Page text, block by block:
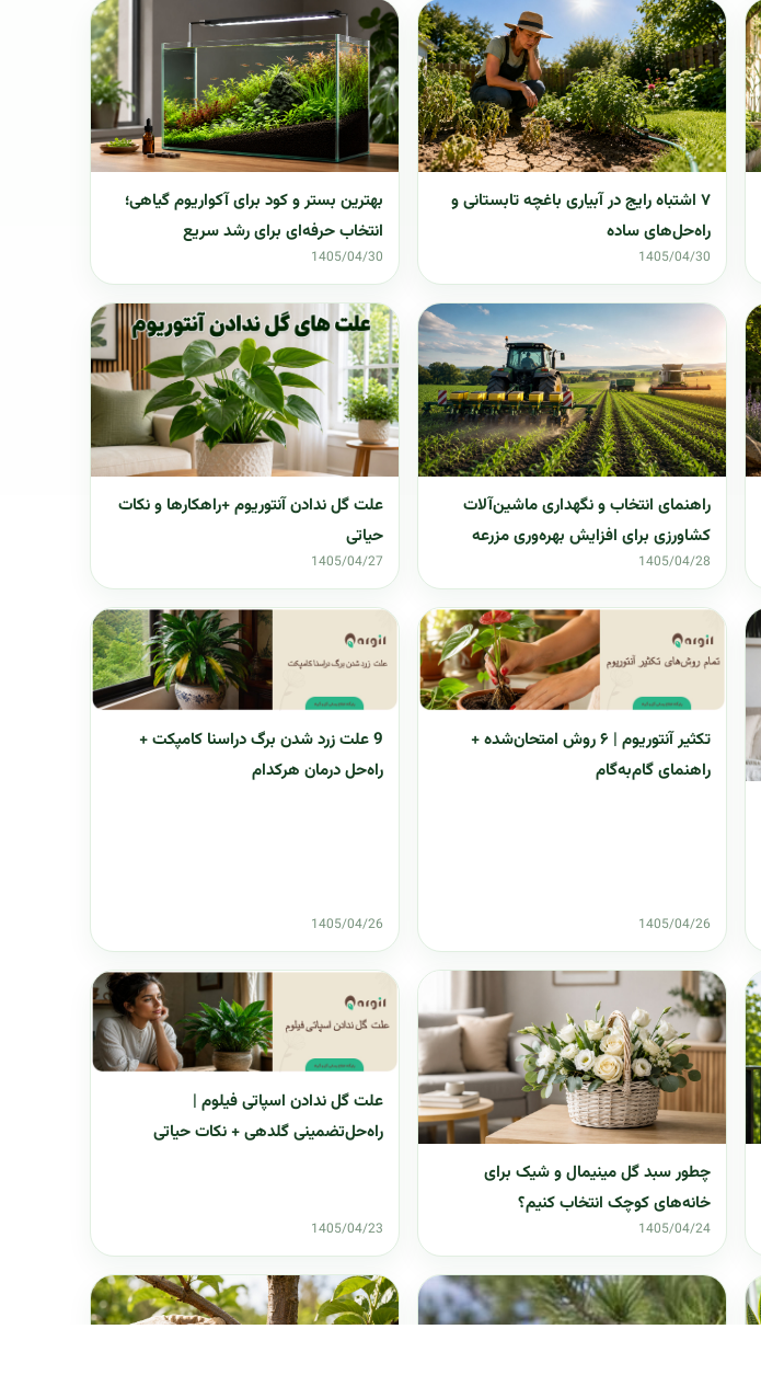
۷ اشتباه رایج در آبیاری باغچه تابستانی و
راه‌حل‌های ساده
1405/04/30
بهترین بستر و کود برای آکواریوم گیاهی؛
انتخاب حرفه‌ای برای رشد سریع
1405/04/30
راهنمای انتخاب و نگهداری ماشین‌آلات
کشاورزی برای افزایش بهره‌وری مزرعه
1405/04/28
علت گل ندادن آنتوریوم +راهکارها و نکات
حیاتی
1405/04/27
تکثیر آنتوریوم | ۶ روش امتحان‌شده +
راهنمای گام‌به‌گام
1405/04/26
9 علت زرد شدن برگ دراسنا کامپکت +
راه‌حل درمان هرکدام
1405/04/26
چطور سبد گل مینیمال و شیک برای
خانه‌های کوچک انتخاب کنیم؟
1405/04/24
علت گل ندادن اسپاتی فیلوم |
راه‌حل‌تضمینی گلدهی + نکات حیاتی
1405/04/23